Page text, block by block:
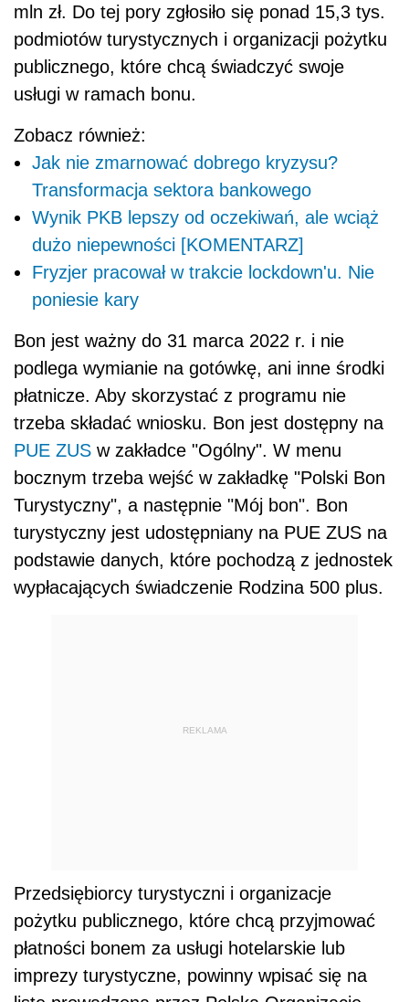
mln zł. Do tej pory zgłosiło się ponad 15,3 tys.
podmiotów turystycznych i organizacji pożytku
publicznego, które chcą świadczyć swoje
usługi w ramach bonu.
Zobacz również:
Jak nie zmarnować dobrego kryzysu?
Transformacja sektora bankowego
Wynik PKB lepszy od oczekiwań, ale wciąż
dużo niepewności [KOMENTARZ]
Fryzjer pracował w trakcie lockdown'u. Nie
poniesie kary
Bon jest ważny do 31 marca 2022 r. i nie
podlega wymianie na gotówkę, ani inne środki
płatnicze. Aby skorzystać z programu nie
trzeba składać wniosku. Bon jest dostępny na
PUE ZUS w zakładce "Ogólny". W menu
bocznym trzeba wejść w zakładkę "Polski Bon
Turystyczny", a następnie "Mój bon". Bon
turystyczny jest udostępniany na PUE ZUS na
podstawie danych, które pochodzą z jednostek
wypłacających świadczenie Rodzina 500 plus.
REKLAMA
Przedsiębiorcy turystyczni i organizacje
pożytku publicznego, które chcą przyjmować
płatności bonem za usługi hotelarskie lub
imprezy turystyczne, powinny wpisać się na